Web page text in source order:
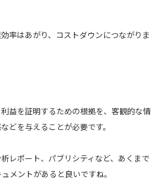
率はあがり、コストダウンにつながりま
益を証明するための根拠を、客観的な情
どを与えることが必要です。
レポート、パブリシティなど、あくまで
メントがあると良いですね。